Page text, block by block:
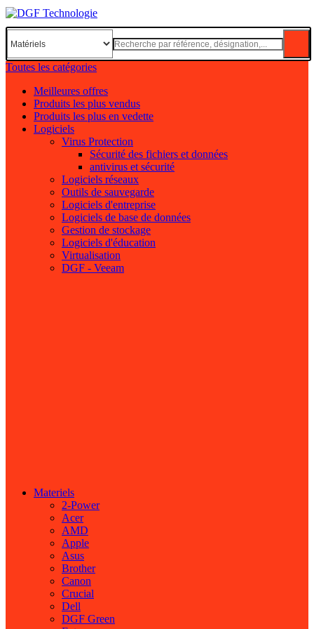
Toutes les catégories
Meilleures offres
Produits les plus vendus
Produits les plus en vedette
Logiciels
Virus Protection
Sécurité des fichiers et données
antivirus et sécurité
Logiciels réseaux
Outils de sauvegarde
Logiciels d'entreprise
Logiciels de base de données
Gestion de stockage
Logiciels d'éducation
Virtualisation
DGF - Veeam
Materiels
2-Power
Acer
AMD
Apple
Asus
Brother
Canon
Crucial
Dell
DGF Green